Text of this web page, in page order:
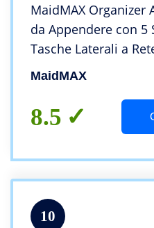
MaidMAX Organizer
da Appendere con 5
Tasche Laterali a
Organizzatore
MaidMAX
8.5
10